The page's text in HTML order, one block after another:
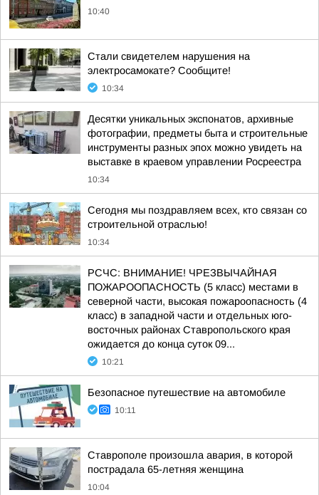
10:40
Стали свидетелем нарушения на
электросамокате? Сообщите!
10:34
Десятки уникальных экспонатов, архивные
фотографии, предметы быта и строительные
инструменты разных эпох можно увидеть на
выставке в краевом управлении Росреестра
10:34
Сегодня мы поздравляем всех, кто связан со
строительной отраслью!
10:34
РСЧС: ВНИМАНИЕ! ЧРЕЗВЫЧАЙНАЯ
ПОЖАРООПАСНОСТЬ (5 класс) местами в
северной части, высокая пожароопасность (4
класс) в западной части и отдельных юго-
восточных районах Ставропольского края
ожидается до конца суток 09...
10:21
Безопасное путешествие на автомобиле
10:11
Ставрополе произошла авария, в которой
пострадала 65-летняя женщина
10:04